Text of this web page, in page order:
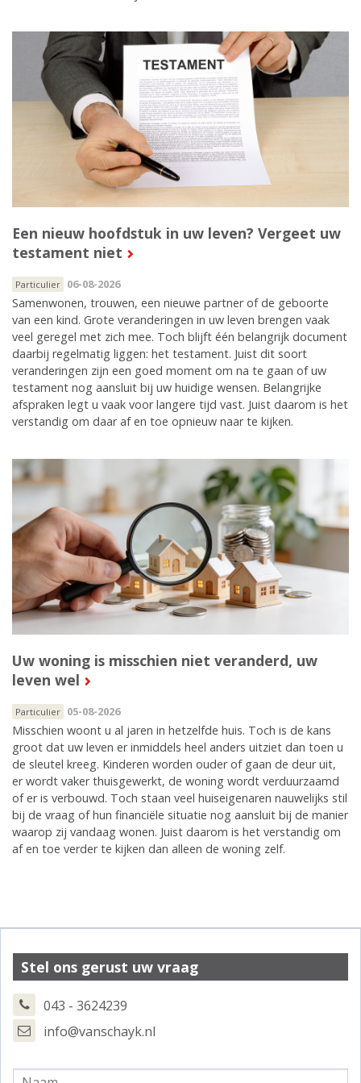
Een nieuw hoofdstuk in uw leven? Vergeet uw
testament niet
Particulier 06-08-2026
Samenwonen, trouwen, een nieuwe partner of de geboorte
van een kind. Grote veranderingen in uw leven brengen vaak
veel geregel met zich mee. Toch blijft één belangrijk document
daarbij regelmatig liggen: het testament. Juist dit soort
veranderingen zijn een goed moment om na te gaan of uw
testament nog aansluit bij uw huidige wensen. Belangrijke
afspraken legt u vaak voor langere tijd vast. Juist daarom is het
verstandig om daar af en toe opnieuw naar te kijken.
Uw woning is misschien niet veranderd, uw
leven wel
Particulier 05-08-2026
Misschien woont u al jaren in hetzelfde huis. Toch is de kans
groot dat uw leven er inmiddels heel anders uitziet dan toen u
de sleutel kreeg. Kinderen worden ouder of gaan de deur uit,
er wordt vaker thuisgewerkt, de woning wordt verduurzaamd
of er is verbouwd. Toch staan veel huiseigenaren nauwelijks stil
bij de vraag of hun financiële situatie nog aansluit bij de manier
waarop zij vandaag wonen. Juist daarom is het verstandig om
af en toe verder te kijken dan alleen de woning zelf.
Stel ons gerust uw vraag
043 - 3624239
info@vanschayk.nl